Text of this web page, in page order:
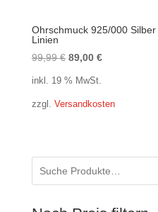
Ohrschmuck 925/000
Linien
99,99€ Ursprünglicher
99,99 €
89,00 €Aktueller
89,00 €.
inkl. 19 % MwSt.
zzgl. Versandkosten